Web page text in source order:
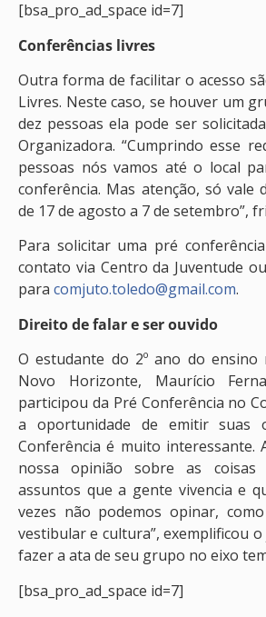
[bsa_pro_ad_space id=7]
Conferências livres
Outra forma de facilitar o acesso
Livres. Neste caso, se houver um
dez pessoas ela pode ser
Organizadora. “Cumprindo esse
pessoas nós vamos até o local
conferência. Mas atenção, só vale
de 17 de agosto a 7 de setembro”,
Para solicitar uma pré
contato via Centro da Juventude
para comjuto.toledo@gmail.com.
Direito de falar e ser ouvido
O estudante do 2º ano do ensino
Novo Horizonte, Maurício
participou da Pré Conferência no
a oportunidade de emitir suas
Conferência é muito interessante.
nossa opinião sobre as
assuntos que a gente vivencia e
vezes não podemos opinar,
vestibular e cultura”, exemplificou
fazer a ata de seu grupo no eixo
[bsa_pro_ad_space id=7]